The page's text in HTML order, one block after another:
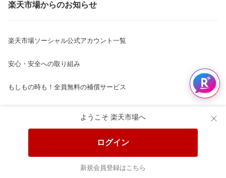
ようこそ 楽天市場へ
ログイン
新規会員登録はこちら
楽天市場からのお知らせ
楽天市場ソーシャル公式アカウント一覧
安心・安全への取り組み
もしもの時も！全員無料の補償サービス
楽天ショッピングサービスご利用規約